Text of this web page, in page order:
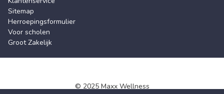
Sitemap
Herroepingsformulier
Voor scholen
Groot Zakelijk
© 2025 Maxx Wellness